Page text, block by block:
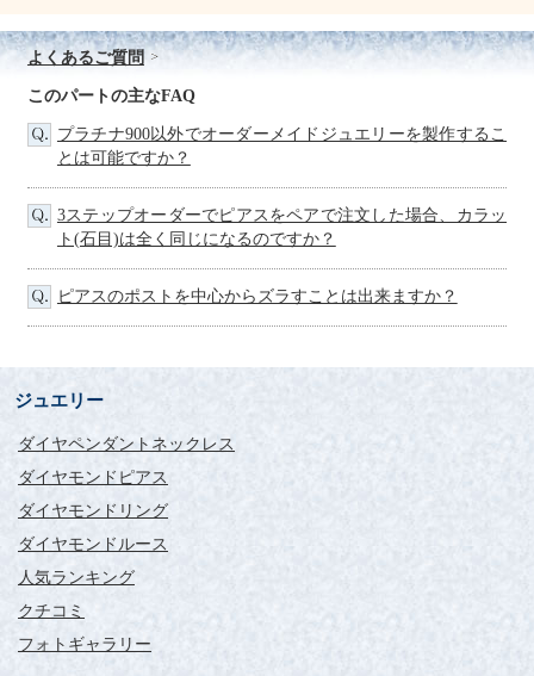
こうと思います。
評価：
神奈川県 MM様
FourC‘ｓさんのサイトに出会ってから数年、なかなか踏み切れ
ませんでしたが、この度一粒ダイヤピアスを購入させていただ
きました。
今回の購入にあたっては、ダイヤモンドに関する豊富な情報や
かく選択できるオーダーシステム、そして価格が決め手となり
ました。
最後まで大きさを迷ったのですが、思い切って4Cのグレードを
ポストやキャッチのオプションはつけませんでしたが、標準仕
れにくく感じます。
これからどんどん着けていこうと思います。
ありがとうございました。
ダイヤモンドは素晴らしい
存在感ですね。
評価：
よくあるご質問
このパートの主なFAQ
プラチナ900以外でオーダーメイドジュエリーを製作するこ
とは可能ですか？
3ステップオーダーでピアスをペアで注文した場合、カラッ
ト(石目)は全く同じになるのですか？
ピアスのポストを中心からズラすことは出来ますか？
ジュエリー
ダイヤペンダントネックレス
ダイヤモンドピアス
ダイヤモンドリング
ダイヤモンドルース
人気ランキング
クチコミ
フォトギャラリー